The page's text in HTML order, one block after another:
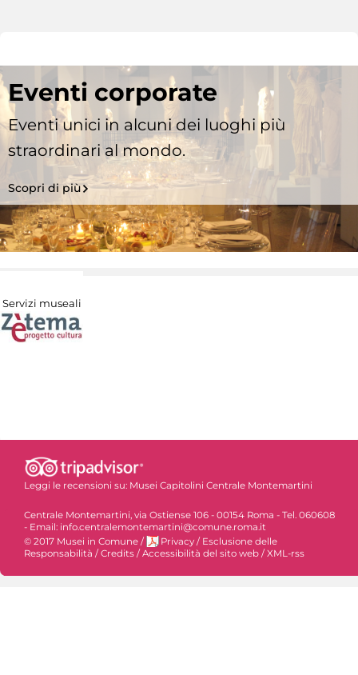
Eventi corporate
Eventi unici in alcuni dei luoghi più
straordinari al mondo.
Scopri di più
Servizi museali
Leggi le recensioni su: Musei Capitolini Centrale Montemartini
Centrale Montemartini, via Ostiense 106 - 00154 Roma - Tel. 060608
- Email: info.centralemontemartini@comune.roma.it
© 2017 Musei in Comune / Privacy / Esclusione delle
Responsabilità / Credits / Accessibilità del sito web / XML-rss